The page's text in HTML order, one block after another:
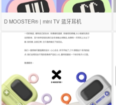
D MOOSTER® | mini TV 蓝牙耳机